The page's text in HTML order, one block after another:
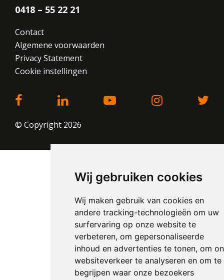
Wij gebruiken cookies
Wij maken gebruik van cookies en
andere tracking-technologieën om uw
surfervaring op onze website te
verbeteren, om gepersonaliseerde
inhoud en advertenties te tonen, om
websiteverkeer te analyseren en om te
begrijpen waar onze bezoekers
0418 – 55 22 21
Contact
Algemene voorwaarden
Privacy Statement
Cookie instellingen
© Copyright 2026